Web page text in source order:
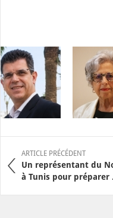
ARTICLE PRÉCÉDENT
Un représentant du
à Tunis pour préparer